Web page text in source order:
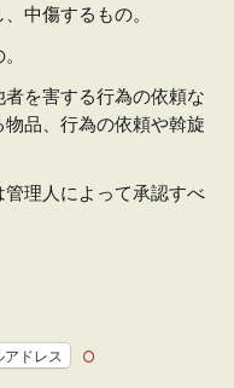
中傷するもの。
を害する行為の依頼な
品、行為の依頼や斡旋
理人によって承認すべ
アドレス